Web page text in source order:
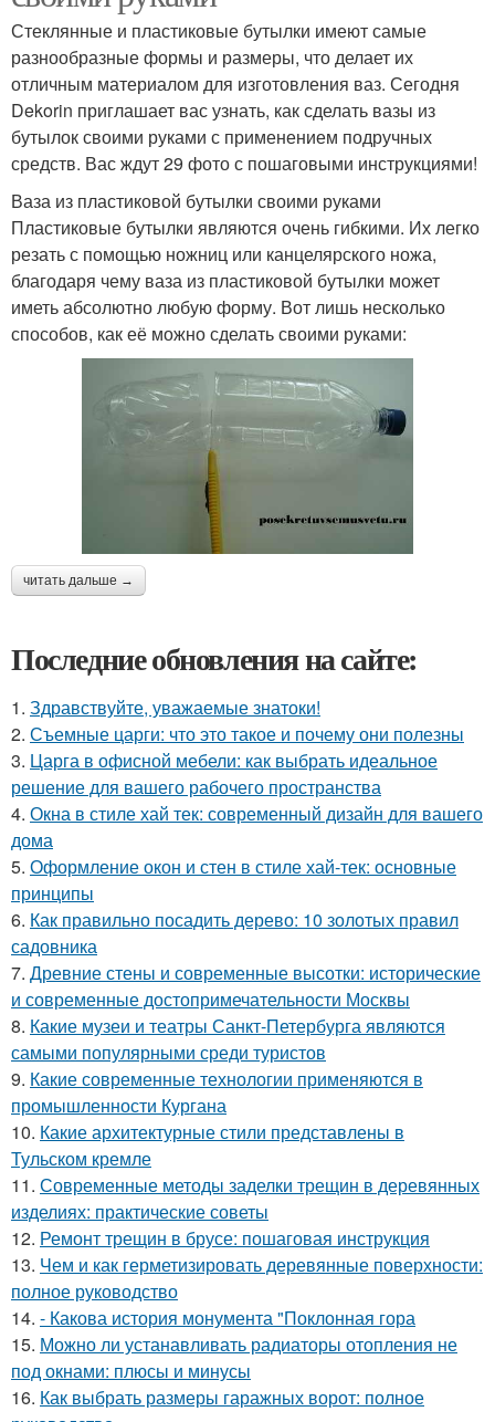
Стеклянные и пластиковые бутылки имеют самые
разнообразные формы и размеры, что делает их
отличным материалом для изготовления ваз. Сегодня
Dekorin приглашает вас узнать, как сделать вазы из
бутылок своими руками с применением подручных
средств. Вас ждут 29 фото с пошаговыми инструкциями!
Ваза из пластиковой бутылки своими руками
Пластиковые бутылки являются очень гибкими. Их легко
резать с помощью ножниц или канцелярского ножа,
благодаря чему ваза из пластиковой бутылки может
иметь абсолютно любую форму. Вот лишь несколько
способов, как её можно сделать своими руками:
читать дальше →
Последние обновления на сайте:
1. Здравствуйте, уважаемые знатоки!
2. Съемные царги: что это такое и почему они полезны
3. Царга в офисной мебели: как выбрать идеальное
решение для вашего рабочего пространства
4. Окна в стиле хай тек: современный дизайн для вашего
дома
5. Оформление окон и стен в стиле хай-тек: основные
принципы
6. Как правильно посадить дерево: 10 золотых правил
садовника
7. Древние стены и современные высотки: исторические
и современные достопримечательности Москвы
8. Какие музеи и театры Санкт-Петербурга являются
самыми популярными среди туристов
9. Какие современные технологии применяются в
промышленности Кургана
10. Какие архитектурные стили представлены в
Тульском кремле
11. Современные методы заделки трещин в деревянных
изделиях: практические советы
12. Ремонт трещин в брусе: пошаговая инструкция
13. Чем и как герметизировать деревянные поверхности:
полное руководство
14. - Какова история монумента "Поклонная гора
15. Можно ли устанавливать радиаторы отопления не
под окнами: плюсы и минусы
16. Как выбрать размеры гаражных ворот: полное